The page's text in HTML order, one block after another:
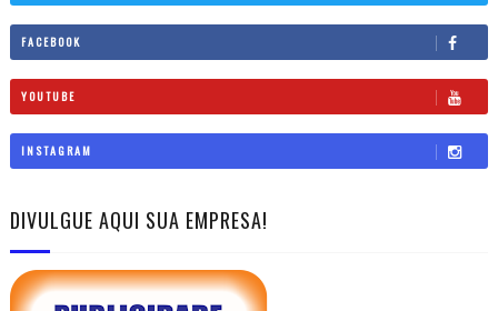
FACEBOOK
YOUTUBE
INSTAGRAM
DIVULGUE AQUI SUA EMPRESA!